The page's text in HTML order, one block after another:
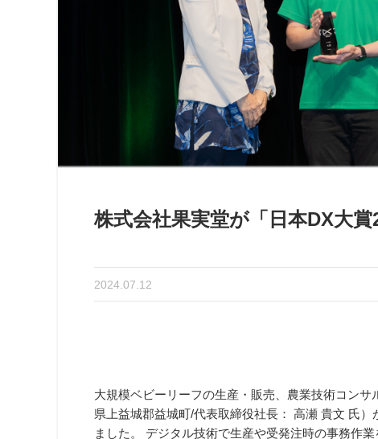
株式会社果実堂が「日本DX大賞
2024.07.12
大規模ベビーリーフの生産・販売、農業技術コンサ
県上益城郡益城町/代表取締役社長： 高瀬 貴文 氏）
ました。 デジタル技術で生産や受発注時の事務作